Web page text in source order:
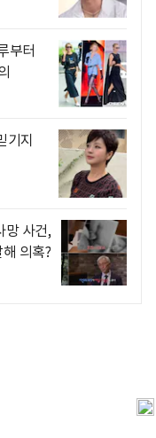
부터
기지
망 사건,
의혹?